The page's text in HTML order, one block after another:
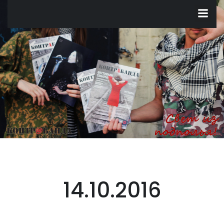
содержимому
14.10.2016